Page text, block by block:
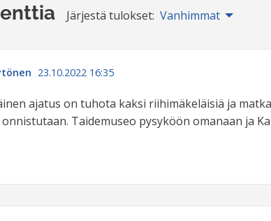
Järjestä tulokset: Vanhimmat
23.10.2022 16:35
ajatus on tuhota kaksi riihimäkeläisiä ja
Taidemuseo pysyköön omanaan ja